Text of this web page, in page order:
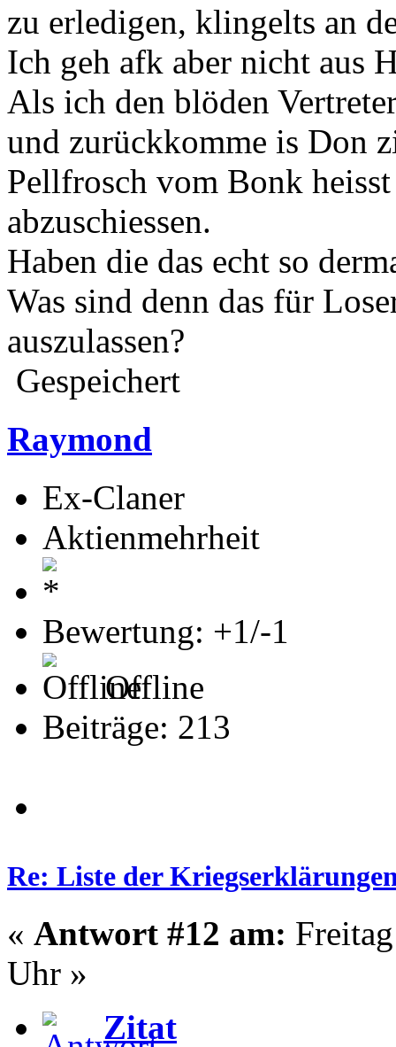
zu erledigen, klingelts an
Ich geh afk aber nicht aus
Als ich den blöden
und zurückkomme is Don
Pellfrosch vom Bonk
abzuschiessen.
Haben die das echt so
Was sind denn das für
auszulassen?
Gespeichert
Raymond
Ex-Claner
Aktienmehrheit
Bewertung: +1/-1
Offline
Beiträge: 213
Re: Liste der
« Antwort #12 am:
Uhr »
Zitat